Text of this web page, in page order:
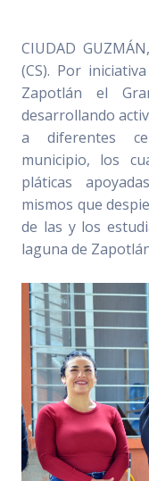
CIUDAD
(CS). Por
Zapotlán el
desarrollando
a diferentes
municipio, los
pláticas
mismos que
de las y los
laguna de